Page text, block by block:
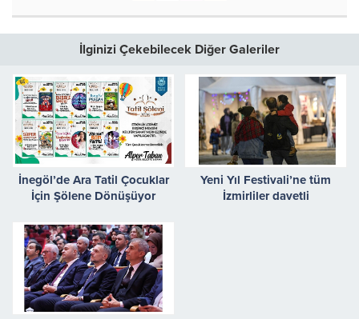
İlginizi Çekebilecek Diğer Galeriler
İnegöl’de Ara Tatil Çocuklar
İçin Şölene Dönüşüyor
Yeni Yıl Festivali’ne tüm
İzmirliler davetli